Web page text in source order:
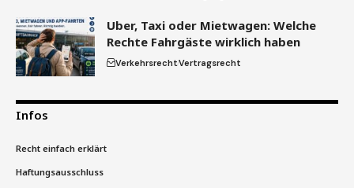
Uber, Taxi oder Mietwagen: Welche
Rechte Fahrgäste wirklich haben
VerkehrsrechtVertragsrecht
Infos
Recht einfach erklärt
Haftungsausschluss